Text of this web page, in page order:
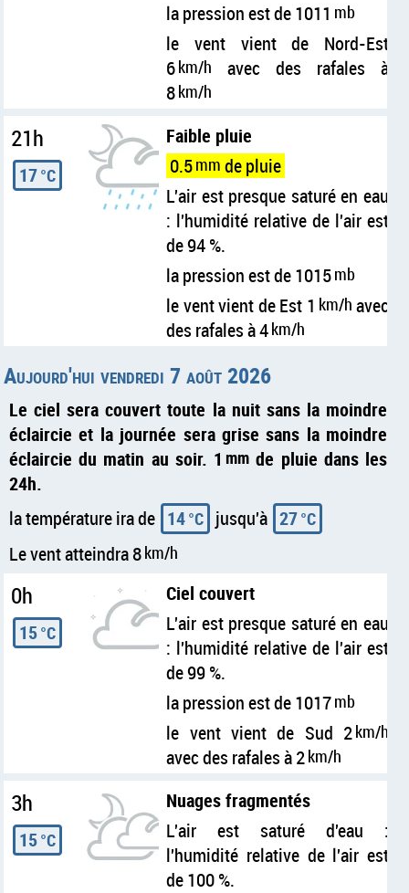
la pression est de 1011 mb
le vent vient de Nord-Est
6km/h
avec des rafales à
8km/h
21h
17°C
Faible pluie
0.5mm de pluie
L'air est presque saturé en eau
: l'humidité relative de l'air est
de 94 %.
la pression est de 1015mb
le vent vient de Est 1 km/h avec
des rafales à 4km/h
Aujourd'hui vendredi 7 août 2026
Le ciel sera couvert toute la nuit sans la moindre
éclaircie et la journée sera grise sans la moindre
éclaircie du matin au soir. 1 mm de pluie dans les
24h.
la température ira de 14°C jusqu'à 27°C
Le vent atteindra 8km/h
0h
15°C
Ciel couvert
L'air est presque saturé en eau
: l'humidité relative de l'air est
de 99 %.
la pression est de 1017mb
le vent vient de Sud 2km/h
avec des rafales à 2km/h
3h
15°C
Nuages fragmentés
L'air est saturé d'eau :
l'humidité relative de l'air est
de 100 %.